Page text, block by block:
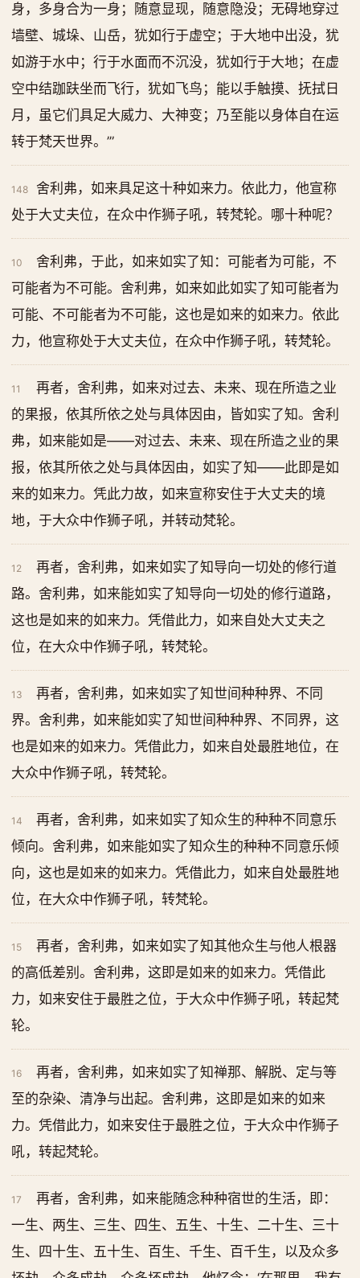
身，多身合为一身；随意显现，随意隐没；无碍地穿过
墙壁、城垛、山岳，犹如行于虚空；于大地中出没，犹
如游于水中；行于水面而不沉没，犹如行于大地；在虚
空中结跏趺坐而飞行，犹如飞鸟；能以手触摸、抚拭日
月，虽它们具足大威力、大神变；乃至能以身体自在运
转于梵天世界。’”
148
舍利弗，如来具足这十种如来力。依此力，他宣称
处于大丈夫位，在众中作狮子吼，转梵轮。哪十种呢？
10
舍利弗，于此，如来如实了知：可能者为可能，不
可能者为不可能。舍利弗，如来如此如实了知可能者为
可能、不可能者为不可能，这也是如来的如来力。依此
力，他宣称处于大丈夫位，在众中作狮子吼，转梵轮。
11
再者，舍利弗，如来对过去、未来、现在所造之业
的果报，依其所依之处与具体因由，皆如实了知。舍利
弗，如来能如是——对过去、未来、现在所造之业的果
报，依其所依之处与具体因由，如实了知——此即是如
来的如来力。凭此力故，如来宣称安住于大丈夫的境
地，于大众中作狮子吼，并转动梵轮。
12
再者，舍利弗，如来如实了知导向一切处的修行道
路。舍利弗，如来能如实了知导向一切处的修行道路，
这也是如来的如来力。凭借此力，如来自处大丈夫之
位，在大众中作狮子吼，转梵轮。
13
再者，舍利弗，如来如实了知世间种种界、不同
界。舍利弗，如来能如实了知世间种种界、不同界，这
也是如来的如来力。凭借此力，如来自处最胜地位，在
大众中作狮子吼，转梵轮。
14
再者，舍利弗，如来如实了知众生的种种不同意乐
倾向。舍利弗，如来能如实了知众生的种种不同意乐倾
向，这也是如来的如来力。凭借此力，如来自处最胜地
位，在大众中作狮子吼，转梵轮。
15
再者，舍利弗，如来如实了知其他众生与他人根器
的高低差别。舍利弗，这即是如来的如来力。凭借此
力，如来安住于最胜之位，于大众中作狮子吼，转起梵
轮。
16
再者，舍利弗，如来如实了知禅那、解脱、定与等
至的杂染、清净与出起。舍利弗，这即是如来的如来
力。凭借此力，如来安住于最胜之位，于大众中作狮子
吼，转起梵轮。
17
再者，舍利弗，如来能随念种种宿世的生活，即：
一生、两生、三生、四生、五生、十生、二十生、三十
生、四十生、五十生、百生、千生、百千生，以及众多